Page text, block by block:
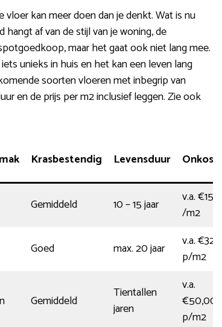
kan meer doen dan je denkt. Wat is nu
af van de stijl van je woning, de
maar het gaat ook niet lang mee.
unieks in huis en het kan een leven lang
soorten vloeren met inbegrip van
en de prijs per m2 inclusief leggen. Zie ook
Krasbestendig Levensduur Onkosten
Gemiddeld 10 – 15 jaar
v.a. €15,50
/m2
Goed max. 20 jaar
v.a. €32,00
p/m2
Gemiddeld
Tientallen
jaren
v.a.
€50,00
p/m2